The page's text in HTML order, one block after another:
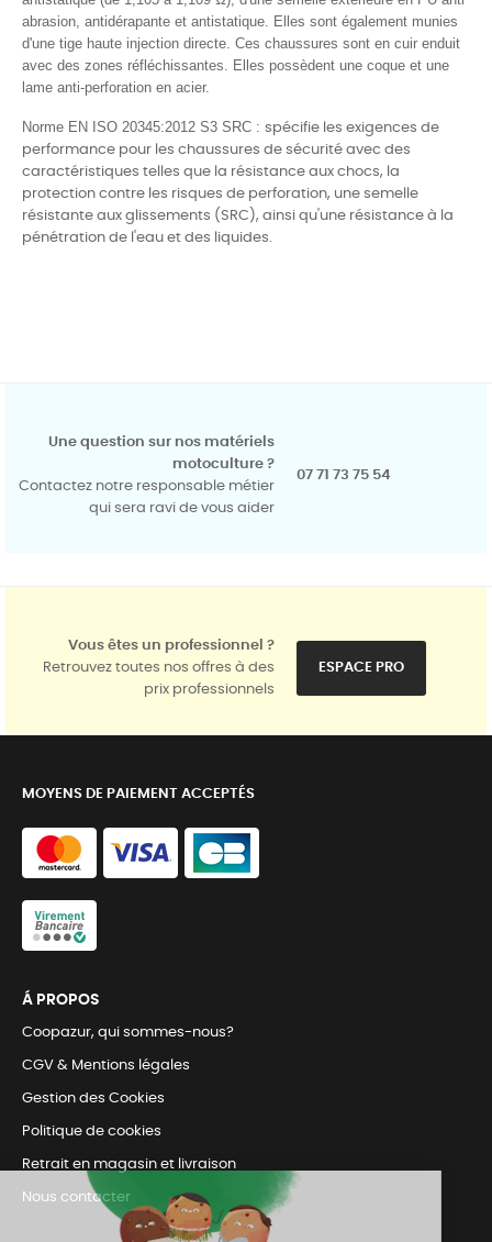
abrasion, antidérapante et antistatique. Elles sont également munies
d'une tige haute injection directe. Ces chaussures sont en cuir enduit
avec des zones réfléchissantes. Elles possèdent une coque et une
lame anti-perforation en acier.
Norme EN ISO 20345:2012 S3 SRC : spécifie les exigences de
performance pour les chaussures de sécurité avec des
caractéristiques telles que la résistance aux chocs, la
protection contre les risques de perforation, une semelle
résistante aux glissements (SRC), ainsi qu'une résistance à la
pénétration de l'eau et des liquides.
Une question sur nos matériels
motoculture ?
Contactez notre responsable métier
qui sera ravi de vous aider
07 71 73 75 54
Vous êtes un professionnel ?
Retrouvez toutes nos offres à des
prix professionnels
ESPACE PRO
MOYENS DE PAIEMENT ACCEPTÉS
Á PROPOS
Coopazur, qui sommes-nous?
CGV & Mentions légales
Gestion des Cookies
Politique de cookies
Retrait en magasin et livraison
Nous contacter